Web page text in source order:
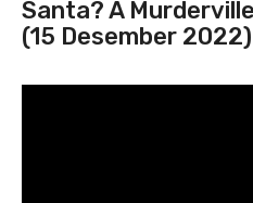
Santa? A
(15 Desember 2022)